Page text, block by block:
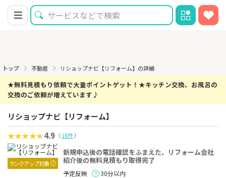
トップ 不動産 リショップナビ【リフォーム】の詳細
★無料見積もり依頼で大量ポイントゲット！★キッチン交換、お風呂の
交換のご依頼が増えています♪
リショップナビ【リフォーム】
4.9 （18件）
ランクアップ対象
新規申込後の電話確認をふまえた、リフォーム会社
紹介後の無料見積もり取得完了
予定反映
30分以内